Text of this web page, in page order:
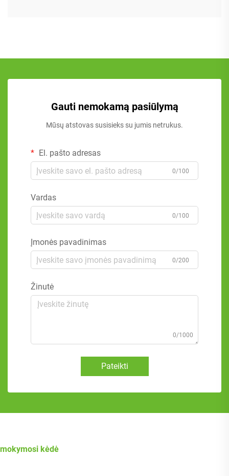
Gauti nemokamą pasiūlymą
Mūsų atstovas susisieks su jumis netrukus.
El. pašto adresas
0/100
Vardas
0/100
Įmonės pavadinimas
0/200
Žinutė
0/1000
Pateikti
mokymosi kėdė